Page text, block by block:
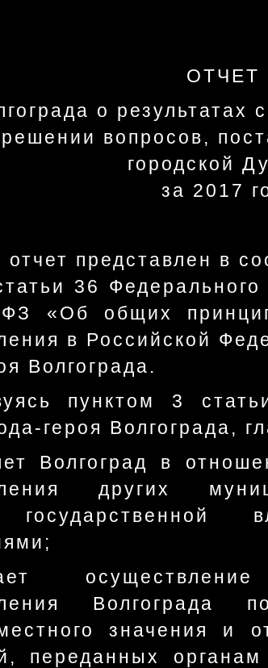
ОТЧЕТ
о результатах
вопросов,
городской
за 2017
представлен в
36
«Об общих
в Российской
Волгограда.
пунктом 3
героя Волгограда,
Волгоград в
других
Волгограда
значения и
переданных